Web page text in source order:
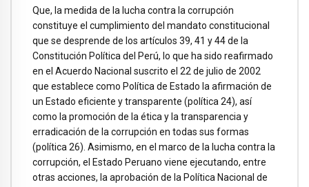
Que, la medida de la lucha contra la corrupción
constituye el cumplimiento del mandato constitucional
que se desprende de los artículos 39, 41 y 44 de la
Constitución Política del Perú, lo que ha sido reafirmado
en el Acuerdo Nacional suscrito el 22 de julio de 2002
que establece como Política de Estado la afirmación de
un Estado eficiente y transparente (política 24), así
como la promoción de la ética y la transparencia y
erradicación de la corrupción en todas sus formas
(política 26). Asimismo, en el marco de la lucha contra la
corrupción, el Estado Peruano viene ejecutando, entre
otras acciones, la aprobación de la Política Nacional de